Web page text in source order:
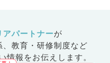
アパートナーが
教育・研修制度など
情報をお伝えします。